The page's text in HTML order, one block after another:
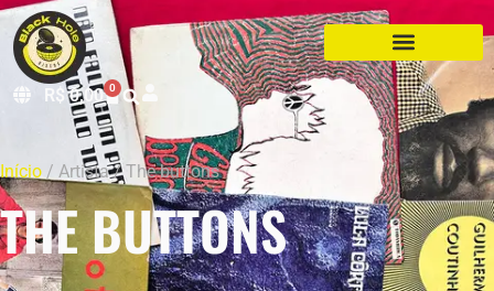
R$0,00 0
Início / Artista / The buttons
THE BUTTONS